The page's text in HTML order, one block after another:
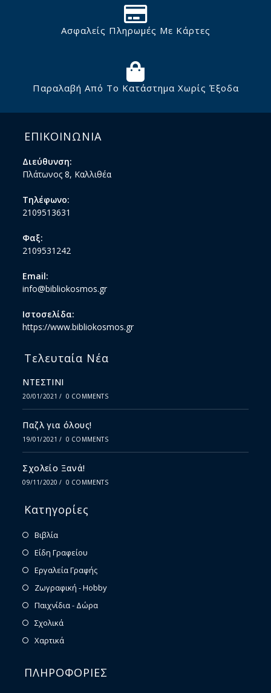
Ασφαλείς Πληρωμές Με Κάρτες
Παραλαβή Από Το Κατάστημα Χωρίς Έξοδα
ΕΠΙΚΟΙΝΩΝΙΑ
Διεύθυνση:
Πλάτωνος 8, Καλλιθέα
Τηλέφωνο:
2109513631
Φαξ:
2109531242
Email:
info@bibliokosmos.gr
Ιστοσελίδα:
https://www.bibliokosmos.gr
Τελευταία Νέα
ΝΤΕΣΤΙΝΙ
20/01/2021 / 0 COMMENTS
Παζλ για όλους!
19/01/2021 / 0 COMMENTS
Σχολείο Ξανά!
09/11/2020 / 0 COMMENTS
Κατηγορίες
Βιβλία
Είδη Γραφείου
Εργαλεία Γραφής
Ζωγραφική - Hobby
Παιχνίδια - Δώρα
Σχολικά
Χαρτικά
ΠΛΗΡΟΦΟΡΙΕΣ